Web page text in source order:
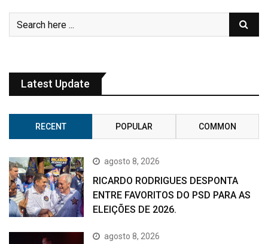
Latest Update
RECENT POPULAR COMMON
agosto 8, 2026
RICARDO RODRIGUES DESPONTA
ENTRE FAVORITOS DO PSD PARA AS
ELEIÇÕES DE 2026.
agosto 8, 2026